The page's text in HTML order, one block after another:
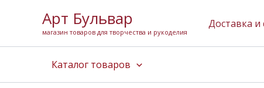
содержимому
Арт Бульвар
магазин товаров для творчества и рукоделия
Доставка
Каталог товаров
товара
Уголь
натуральный
рисования